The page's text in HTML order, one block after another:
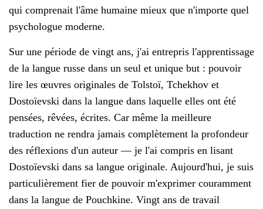
qui comprenait l'âme humaine mieux que n'importe quel
psychologue moderne.
Sur une période de vingt ans, j'ai entrepris l'apprentissage
de la langue russe dans un seul et unique but : pouvoir
lire les œuvres originales de Tolstoï, Tchekhov et
Dostoïevski dans la langue dans laquelle elles ont été
pensées, rêvées, écrites. Car même la meilleure
traduction ne rendra jamais complètement la profondeur
des réflexions d'un auteur — je l'ai compris en lisant
Dostoïevski dans sa langue originale. Aujourd'hui, je suis
particulièrement fier de pouvoir m'exprimer couramment
dans la langue de Pouchkine. Vingt ans de travail